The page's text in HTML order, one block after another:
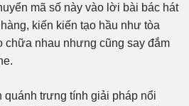
mã số này vào lời bài bác hát
kiến kiến tạo hầu như tòa
chữa nhau nhưng cũng say đắm
quánh trưng tính giải pháp nổi